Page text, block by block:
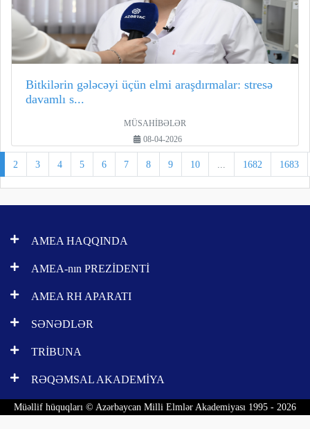
Bitkilərin gələcəyi üçün elmi araşdırmalar: stresə
davamlı s...
MÜSAHİBƏLƏR
08-04-2026
2 3 4 5 6 7 8 9 10 ... 1682 1683
AMEA HAQQINDA
AMEA-nın PREZİDENTİ
AMEA RH APARATI
SƏNƏDLƏR
TRİBUNA
RƏQƏMSAL AKADEMİYA
Müəllif hüquqları © Azərbaycan Milli Elmlər Akademiyası 1995 - 2026